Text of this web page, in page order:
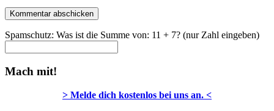
Spamschutz: Was ist die Summe von: 11 + 7? (nur Zahl eingeben)
Mach mit!
> Melde dich kostenlos bei uns an. <